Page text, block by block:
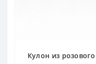
Кулон из